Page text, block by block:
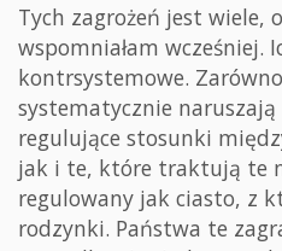
Tych zagrożeń jest wiele,
wspomniałam wcześniej.
kontrsystemowe.
systematycznie
regulujące stosunki
jak i te, które traktują te
regulowany jak ciasto, z
rodzynki. Państwa te